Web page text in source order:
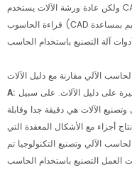
ولكن عادة ورشة الآلات يستخدم CAM (التصنيع بمساعدة الكمبيوتر) البرنامج تلقائيا
قراءة الحاسوب (CAD التصميم بمساعدة) الملفات وتوليد رمز G برامج التحكم في
A:
الآلات هي دقيقة جدا وقابلة
أجزاء مع الأشكال المعقدة التي
الآلي وتصنيع التكنولوجيا تم
العمل التصنيع باستخدام الحاسب